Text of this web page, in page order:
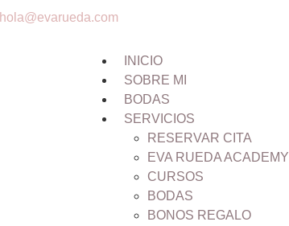
hola@evarueda.com
INICIO
SOBRE MI
BODAS
SERVICIOS
RESERVAR CITA
EVA RUEDA ACADEMY
CURSOS
BODAS
BONOS REGALO